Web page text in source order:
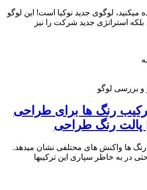
میکنید، لوگوی جدید نوکیا است! این لوگو
بلکه استراتژی جدید شرکت را نیز
بررسی لوگو
رنگ ها برای طراحی
پالت رنگ طراحی
ها واکنش های محتلفی نشان میدهد.
در به خاطر سپاری این ترکیبها